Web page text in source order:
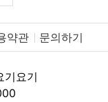
약관 문의하기
기요기